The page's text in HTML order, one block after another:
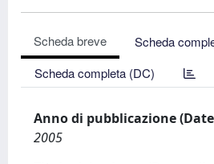
Scheda breve
Scheda
Scheda completa (DC)
Anno di pubblicazione
2005